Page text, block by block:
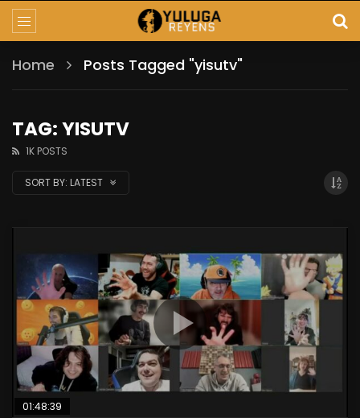
Home Posts Tagged "yisutv"
TAG: YISUTV
1K POSTS
SORT BY: LATEST
01:48:39